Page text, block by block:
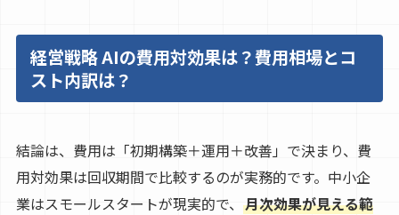
経営戦略 AIの費用対効果は？費用相場とコ
スト内訳は？
結論は、費用は「初期構築＋運用＋改善」で決まり、費
用対効果は回収期間で比較するのが実務的です。中小企
業はスモールスタートが現実的で、 月次効果が見える範